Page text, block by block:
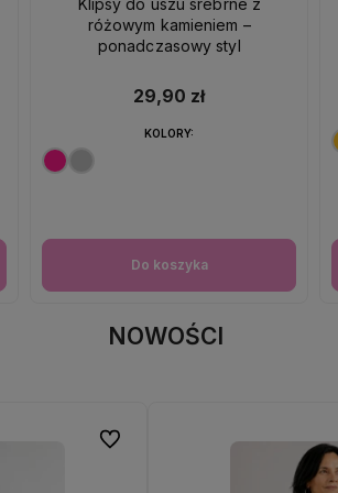
różowym kamieniem –
ponadczasowy styl
29,90 zł
Do koszyka
KOLORY:
NOWOŚCI
Do ulubionych